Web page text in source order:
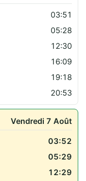
03:51
05:28
12:30
16:09
19:18
20:53
Vendredi 7 Août
03:52
05:29
12:29